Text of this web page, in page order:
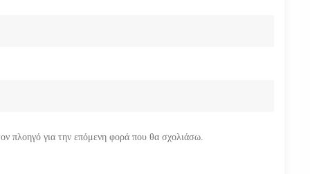
πλοηγό για την επόμενη φορά που θα σχολιάσω.